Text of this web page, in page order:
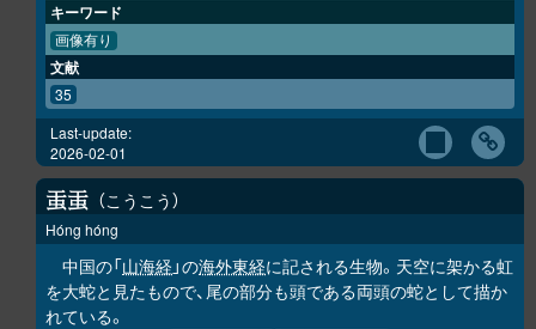
キーワード
画像有り
文献
35
Last-update:
2026-02-01
𧈫𧈫 こうこう
Hóng hóng
中国の「山海経 」の海外東経に記される生物。天空に架かる虹
を大蛇と見たもので、尾の部分も頭である両頭の蛇として描か
れている。